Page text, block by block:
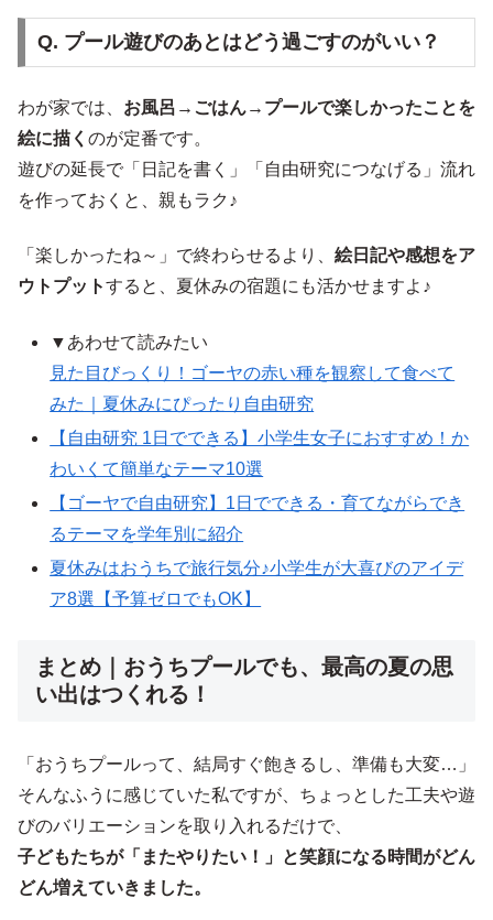
Q. プール遊びのあとはどう過ごすのがいい？
わが家では、 お風呂→ごはん→プールで楽しかったことを
絵に描く のが定番です。
遊びの延長で「日記を書く」「自由研究につなげる」流れ
を作っておくと、親もラク♪
「楽しかったね～」で終わらせるより、 絵日記や感想をア
ウトプットすると、夏休みの宿題にも活かせますよ♪
▼あわせて読みたい
見た目びっくり！ゴーヤの赤い種を観察して食べて
みた｜夏休みにぴったり自由研究
【自由研究 1日でできる】小学生女子におすすめ！か
わいくて簡単なテーマ10選
【ゴーヤで自由研究】1日でできる・育てながらでき
るテーマを学年別に紹介
夏休みはおうちで旅行気分♪小学生が大喜びのアイデ
ア8選【予算ゼロでもOK】
まとめ｜おうちプールでも、最高の夏の思
い出はつくれる！
「おうちプールって、結局すぐ飽きるし、準備も大変…」
そんなふうに感じていた私ですが、ちょっとした工夫や遊
びのバリエーションを取り入れるだけで、
子どもたちが「またやりたい！」と笑顔になる時間がどん
どん増えていきました。